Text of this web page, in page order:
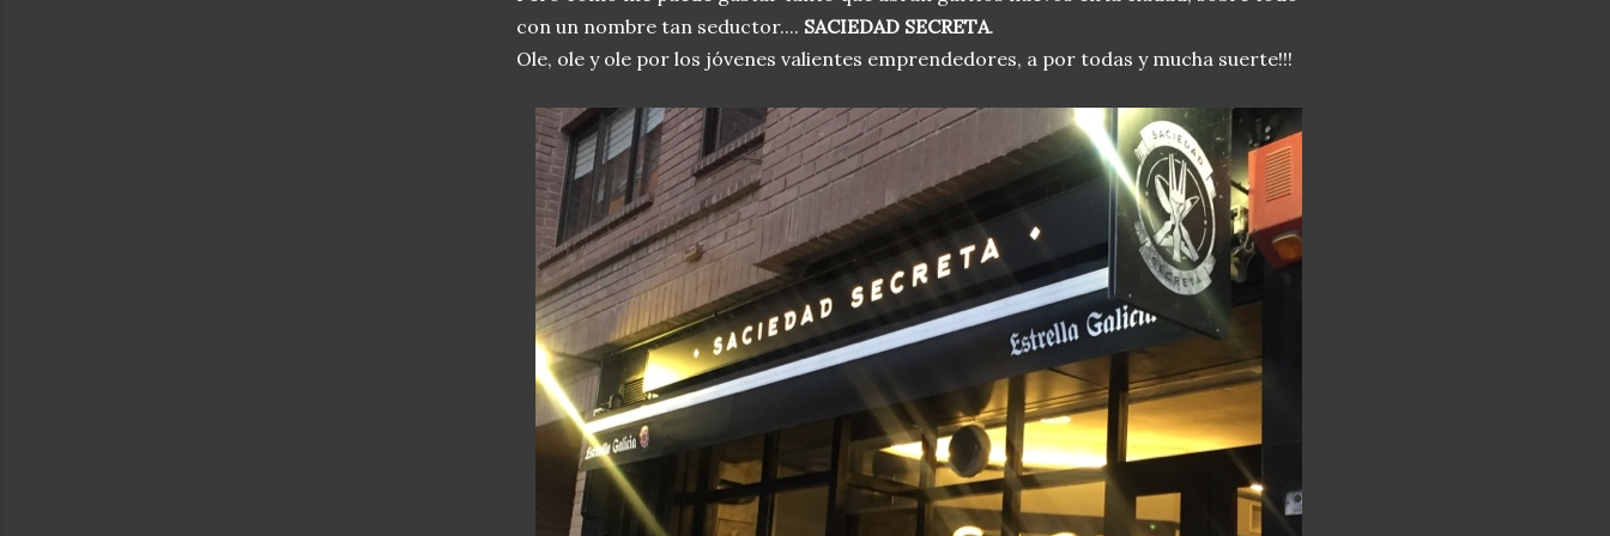
con un nombre tan seductor.... SACIEDAD SECRETA.
Ole, ole y ole por los jóvenes valientes emprendedores, a por todas y mucha suerte!!!